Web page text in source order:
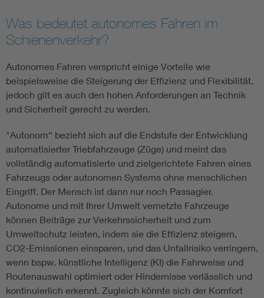
Was bedeutet autonomes Fahren im
Schienenverkehr?
Autonomes Fahren verspricht einige Vorteile wie
beispielsweise die Steigerung der Effizienz und Flexibilität,
jedoch gilt es auch den hohen Anforderungen an Technik
und Sicherheit gerecht zu werden.
"Autonom“ bezieht sich auf die Endstufe der Entwicklung
automatisierter Triebfahrzeuge (Züge) und meint das
vollständig automatisierte und zielgerichtete Fahren eines
Fahrzeugs oder autonomen Systems ohne menschlichen
Eingriff. Der Mensch ist dann nur noch Passagier.
Autonome und mit Ihrer Umwelt vernetzte Fahrzeuge
können Beiträge zur Verkehrssicherheit und zum
Umweltschutz leisten, indem sie die Effizienz steigern,
CO2-Emissionen einsparen, und das Unfallrisiko verringern,
wenn bspw. künstliche Intelligenz (KI) die Fahrweise und
Routenauswahl optimiert oder Hindernisse verlässlich und
kontinuierlich erkennt. Zugleich könnte sich der Komfort